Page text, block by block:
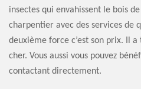
insectes qui envahissent le bois
charpentier avec des services de
deuxième force c’est son prix. Il
cher. Vous aussi vous pouvez
contactant directement.